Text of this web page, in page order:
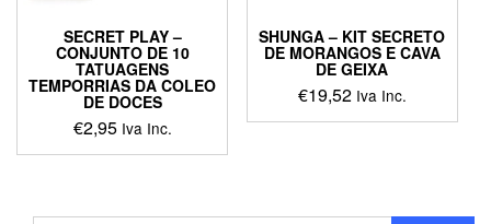
SECRET PLAY –
CONJUNTO DE 10
TATUAGENS
TEMPORRIAS DA COLEO
DE DOCES
€2,95 Iva Inc.
SHUNGA – KIT SECRETO
DE MORANGOS E CAVA
DE GEIXA
€19,52 Iva Inc.